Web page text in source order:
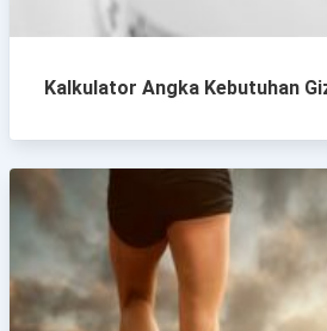
Kalkulator Angka Kebutuhan